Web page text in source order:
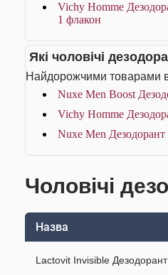
Vichy Homme
1 флакон
Які чоловічі
Найдорожчими товарами в
Nuxe Men Boost
Vichy Homme
Nuxe Men
Чоловічі
Назва
Lactovit Invisible